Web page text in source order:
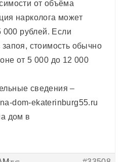
от объёма
нарколога может
000 рублей. Если
стоимость обычно
от 5 000 до 12 000
сведения –
dom-ekaterinburg55.ru
дом в